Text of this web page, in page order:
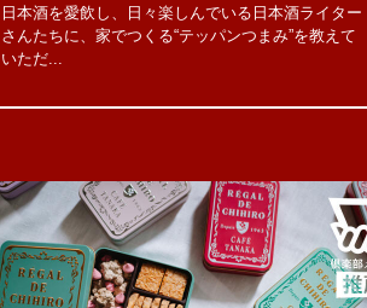
日本酒を愛飲し、日々楽しんでいる日本酒ライター
さんたちに、家でつくる“テッパンつまみ”を教えて
いただ...